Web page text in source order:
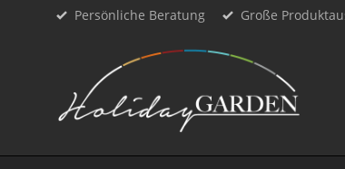
Persönliche Beratung Große